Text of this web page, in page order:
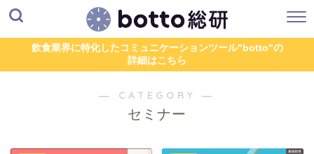
飲食業界に特化したコミュニケーションツール"botto"の
詳細はこちら
― CATEGORY ―
セミナー